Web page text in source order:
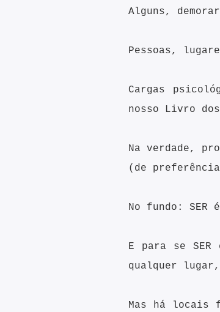
Alguns,
Pessoas,
Cargas
nosso Livro
Na verdade,
(de
No fundo: SER
E para se
qualquer
Mas há locais